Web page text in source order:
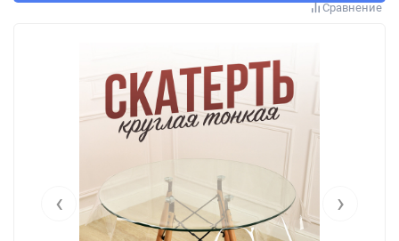
Сравнение
‹ ›